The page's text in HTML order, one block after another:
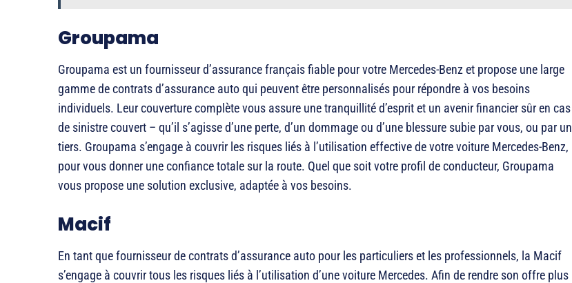
Groupama
Groupama est un fournisseur d’assurance français fiable pour votre Mercedes-Benz et propose une large
gamme de contrats d’assurance auto qui peuvent être personnalisés pour répondre à vos besoins
individuels. Leur couverture complète vous assure une tranquillité d’esprit et un avenir financier sûr en cas
de sinistre couvert – qu’il s’agisse d’une perte, d’un dommage ou d’une blessure subie par vous, ou par un
tiers. Groupama s’engage à couvrir les risques liés à l’utilisation effective de votre voiture Mercedes-Benz,
pour vous donner une confiance totale sur la route. Quel que soit votre profil de conducteur, Groupama
vous propose une solution exclusive, adaptée à vos besoins.
Macif
En tant que fournisseur de contrats d’assurance auto pour les particuliers et les professionnels, la Macif
s’engage à couvrir tous les risques liés à l’utilisation d’une voiture Mercedes. Afin de rendre son offre plus